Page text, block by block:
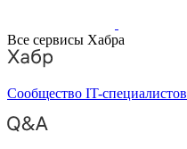
Все сервисы Хабра
Сообщество IT-специалистов